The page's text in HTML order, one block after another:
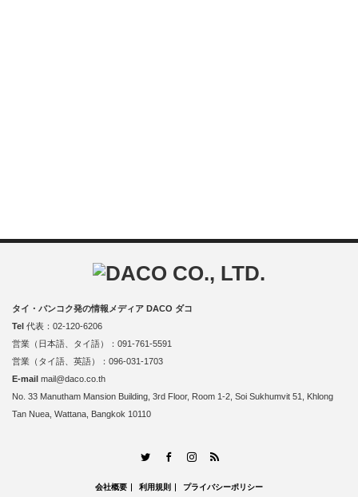
タイ・バンコク発の情報メディア DACO ダコ
Tel 代表：02-120-6206
営業（日本語、タイ語）：091-761-5591
営業（タイ語、英語）：096-031-1703
E-mail mail@daco.co.th
No. 33 Manutham Mansion Building, 3rd Floor, Room 1-2, Soi Sukhumvit 51, Khlong
Tan Nuea, Wattana, Bangkok 10110
TwitterFacebookInstagram
RSS
会社概要 利用規則 プライバシーポリシー